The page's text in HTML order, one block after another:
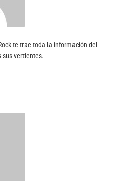
te trae toda la información del
sus vertientes.